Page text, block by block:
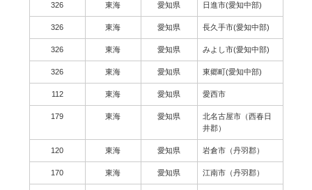
326 東海 愛知県 日進市(愛知中部)
326 東海 愛知県 長久手市(愛知中部)
326 東海 愛知県 みよし市(愛知中部)
326 東海 愛知県 東郷町(愛知中部)
112 東海 愛知県 愛西市
179 東海 愛知県
北名古屋市（西春日
井郡）
120 東海 愛知県 岩倉市（丹羽郡）
170 東海 愛知県 江南市（丹羽郡）